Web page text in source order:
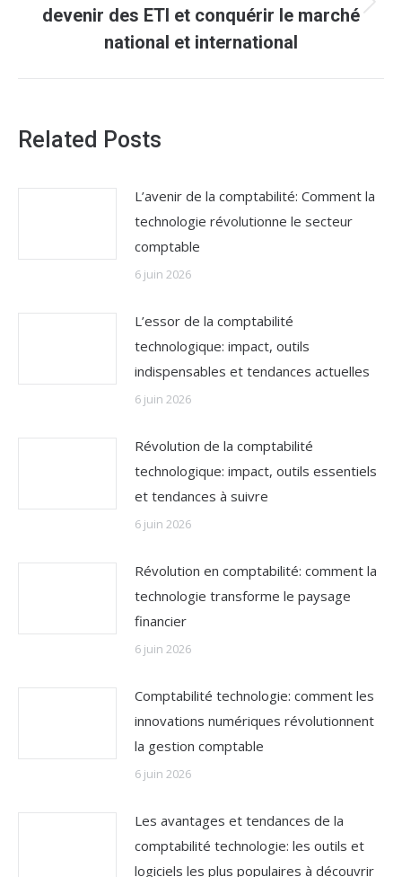
Article
suivant
devenir des ETI et conquérir le marché
national et international
Related Posts
L’avenir de la comptabilité: Comment la
technologie révolutionne le secteur
comptable
6 juin 2026
L’essor de la comptabilité
technologique: impact, outils
indispensables et tendances actuelles
6 juin 2026
Révolution de la comptabilité
technologique: impact, outils essentiels
et tendances à suivre
6 juin 2026
Révolution en comptabilité: comment la
technologie transforme le paysage
financier
6 juin 2026
Comptabilité technologie: comment les
innovations numériques révolutionnent
la gestion comptable
6 juin 2026
Les avantages et tendances de la
comptabilité technologie: les outils et
logiciels les plus populaires à découvrir